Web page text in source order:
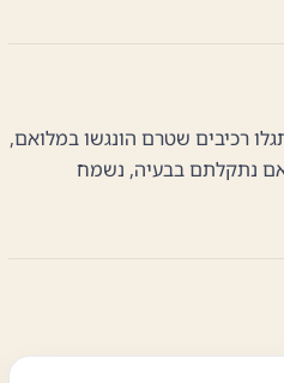
רכיבים שטרם הונגשו במלואם,
אם נתקלתם בבעיה, נשמח